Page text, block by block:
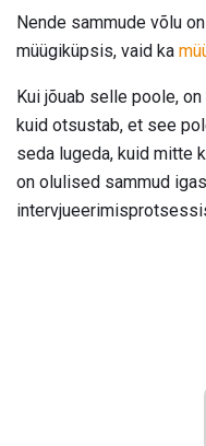
Nende sammude võlu
müügiküpsis, vaid ka
Kui jõuab selle poole,
kuid otsustab, et see
seda lugeda, kuid mitte
on olulised sammud